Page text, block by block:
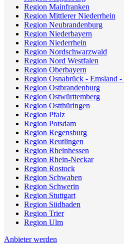
Region Mainfranken
Region Mittlerer Niederrhein
Region Neubrandenburg
Region Niederbayern
Region Niederrhein
Region Nordschwarzwald
Region Nord Westfalen
Region Oberbayern
Region Osnabrück - Emsland
Region Ostbrandenburg
Region Ostwürttemberg
Region Ostthüringen
Region Pfalz
Region Potsdam
Region Regensburg
Region Reutlingen
Region Rheinhessen
Region Rhein-Neckar
Region Rostock
Region Schwaben
Region Schwerin
Region Stuttgart
Region Südbaden
Region Trier
Region Ulm
Anbieter werden